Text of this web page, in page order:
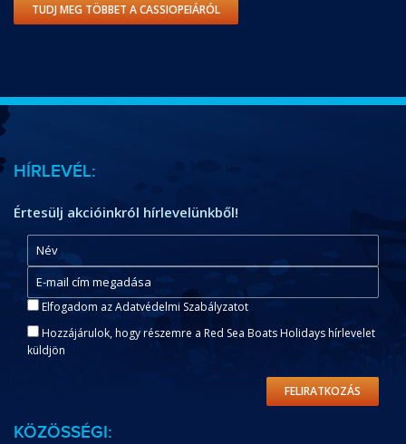
TUDJ MEG TÖBBET A CASSIOPEIÁRÓL
HÍRLEVÉL:
Értesülj akcióinkról hírlevelünkből!
Elfogadom az Adatvédelmi Szabályzatot
Hozzájárulok, hogy részemre a Red Sea Boats Holidays hírlevelet
küldjön
FELIRATKOZÁS
KÖZÖSSÉGI: